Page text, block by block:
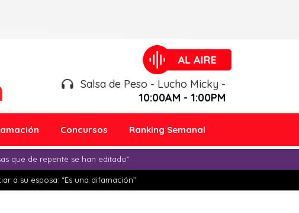
Salsa de Peso - Lucho Micky -
10:00AM - 1:00PM
Concursos Ranking Semanal
que de repente se han editado”
a su esposa: “Es una difamación”